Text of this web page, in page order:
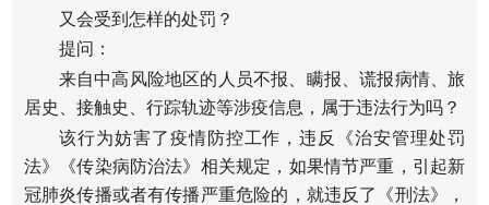
又会受到怎样的处罚？
提问：
来自中高风险地区的人员不报、瞒报、谎报病情、旅
居史、接触史、行踪轨迹等涉疫信息，属于违法行为吗？
该行为妨害了疫情防控工作，违反《治安管理处罚
法》《传染病防治法》相关规定，如果情节严重，引起新
冠肺炎传播或者有传播严重危险的，就违反了《刑法》，